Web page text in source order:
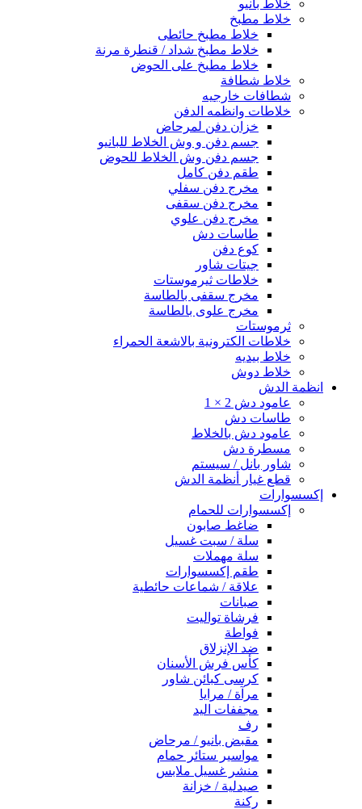
خلاط بانيو
خلاط مطبخ
خلاط مطبخ حائطى
خلاط مطبخ شداد / قنطرة مرنة
خلاط مطبخ على الحوض
خلاط شطافة
شطافات خارجيه
خلاطات وانظمه الدفن
خزان دفن لمرحاض
جسم دفن و وش الخلاط للبانيو
جسم دفن وش الخلاط للحوض
طقم دفن كامل
مخرج دفن سفلي
مخرج دفن سقفى
مخرج دفن علوي
طاسات دش
كوع دفن
جيتات شاور
خلاطات ثيرموستات
مخرج سقفى بالطاسة
مخرج علوى بالطاسة
ثرموستات
خلاطات الكترونية بالاشعة الحمراء
خلاط بيديه
خلاط دوش
انظمة الدش
عامود دش 2 × 1
طاسات دش
عامود دش بالخلاط
مسطرة دش
شاور بانل / سيستم
قطع غيار أنظمة الدش
إكسسوارات
إكسسوارات للحمام
ضاغط صابون
سلة / سبت غسيل
سلة مهملات
طقم إكسسوارات
علاقة / شماعات حائطية
صبانات
فرشاة تواليت
فواطة
ضد الإنزلاق
كأس فرش الأسنان
كرسى كبائن شاور
مرآة / مرايا
مجففات اليد
رف
مقبض بانيو / مرحاض
مواسير ستائر حمام
منشر غسيل ملابس
صيدلية / خزانة
ركنة